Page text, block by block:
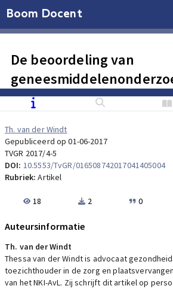
Boom Docent
De beoordeling van
de nieuwe Europese
niet leuker, niet
Th. van der Windt
Gepubliceerd op 01-06-2017
TVGR 2017/4-5
DOI: 10.5553/TvGR/016508742017041405004
Rubriek:Artikel
18 2 0
Auteursinformatie
Th. van der Windt
Thessa van der Windt is advocaat
toezichthouder in de zorg en
van het NKI-AvL. Zij schrijft dit artikel op